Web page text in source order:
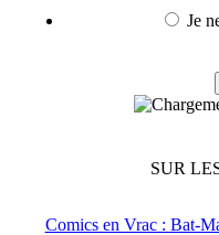
Je
SUR
Comics en Vrac : Bat-